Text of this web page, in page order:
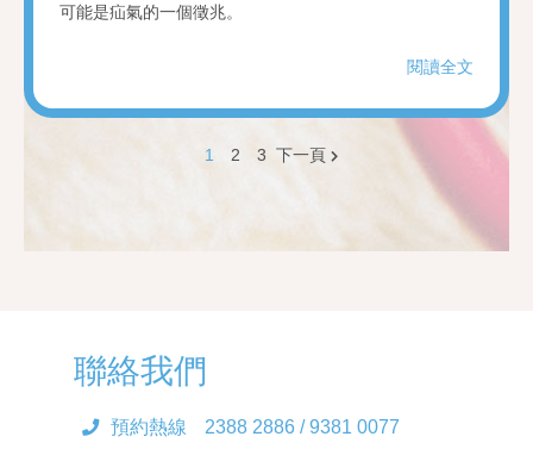
可能是疝氣的一個徵兆。
閱讀全文
1 2 3 下一頁
聯絡我們
預約熱線
2388 2886 / 9381 0077